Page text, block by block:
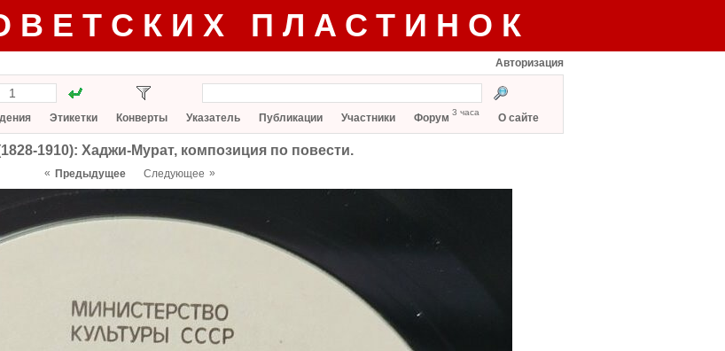
ПЛАСТИНОК
Авторизация
Этикетки Конверты Указатель Публикации Участники Форум 3 часа О сайте
1910): Хаджи-Мурат, композиция по повести.
« Предыдущее Следующее »